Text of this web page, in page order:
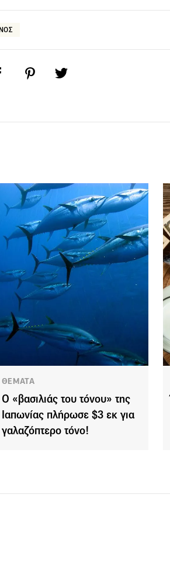
ΘΕΜΑΤΑ
Ο «βασιλιάς του τόνου» της
Ιαπωνίας πλήρωσε $3 εκ για
γαλαζόπτερο τόνο!